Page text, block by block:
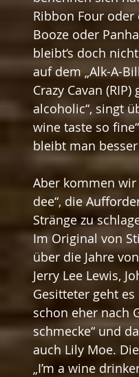
Ribbon Four
Booze oder
bleibt‘s doch
auf dem „Alk-A-
Crazy Cavan
alcoholic“, singt
wine taste so
bleibt man
Aber kommen wir
dee“, die
Stränge zu
Im Original von
über die Jahre
Jerry Lee Lewis,
Gesitteter geht
schon eher nach
schmecke“ und
auch Lily Moe.
„I’m a wine